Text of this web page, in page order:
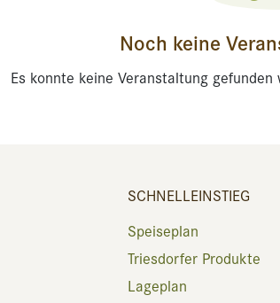
Noch keine
Es konnte keine Veranstaltung
SCHNELLEINSTIEG
Speiseplan
Triesdorfer Produkte
Lageplan